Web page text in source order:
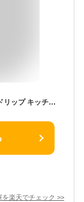
【ポイント5倍★7/1限定】 コーヒー ドリッパー ドリップ キッチン用品 カリタ コーヒードリッパー 陶器製コーヒードリッパー 102-ロトブラック【ドリップ ドリッパー 珈琲 おしゃれ カフェ】 #02005【Kalita】【送料無料】
を楽天でチェック >>